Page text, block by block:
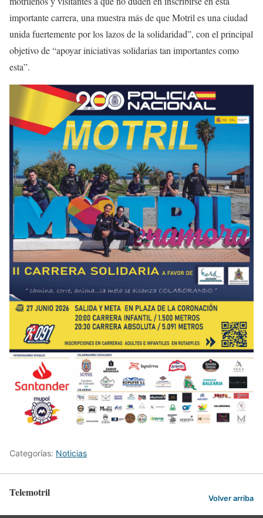
importante carrera, una muestra más de que Motril es una ciudad
unida fuertemente por los lazos de la solidaridad”, con el principal
objetivo de “apoyar iniciativas solidarias tan importantes como
esta”.
Categorías: Noticias
Telemotril Volver arriba